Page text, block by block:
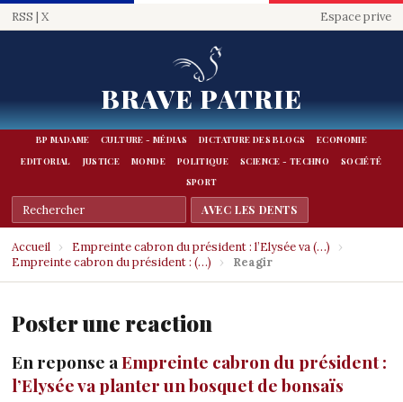
RSS | X Espace prive
BRAVE PATRIE
BP MADAME CULTURE - MÉDIAS DICTATURE DES BLOGS
ECONOMIE
EDITORIAL
JUSTICE MONDE POLITIQUE SCIENCE - TECHNO
SOCIÉTÉ
SPORT
Accueil › Empreinte cabron du président : l’Elysée va (…)
›
Empreinte cabron du président : (…)
› Reagir
Poster une reaction
En reponse aEmpreinte cabron du président :
l’Elysée va planter un bosquet de bonsaïs